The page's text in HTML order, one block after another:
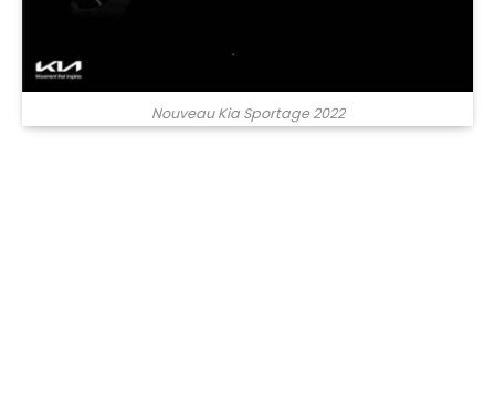
Nouveau Kia Sportage 2022